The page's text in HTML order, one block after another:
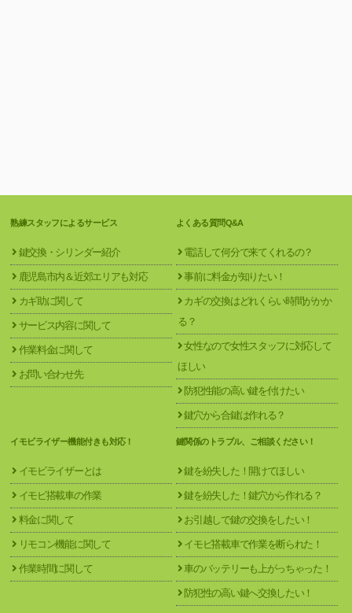
熟練スタッフによるサービス
鍵交換・シリンダー紹介
鹿児島市内＆近郊エリアも対応
カギ助に関して
サービス内容に関して
作業料金に関して
お問い合わせ先
よくある質問Q&A
電話して何分で来てくれるの？
事前に料金が知りたい！
カギの交換はどれくらい時間がかか
る？
女性なので女性スタッフに対応して
ほしい
防犯性能の高い鍵を付けたい
鍵穴から合鍵は作れる？
イモビライザー機能付きも対応！
イモビライザーとは
イモビ搭載車の作業
料金に関して
リモコン機能に関して
作業時間に関して
鍵関係のトラブル、ご相談ください！
鍵を紛失した！開けてほしい
鍵を紛失した！鍵穴から作れる？
お引越しで鍵の交換をしたい！
イモビ搭載車で作業を断られた！
車のバッテリーも上がっちゃった！
防犯性の高い鍵へ交換したい！